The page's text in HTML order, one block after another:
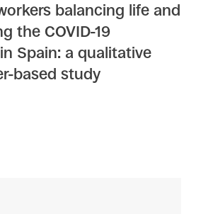
balancing life and
the COVID-19
Spain: a qualitative
based study